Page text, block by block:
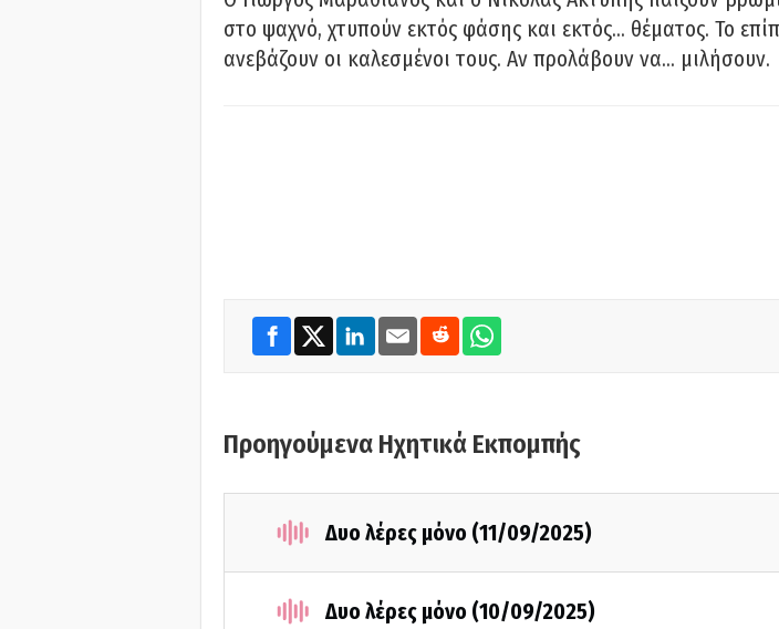
στο ψαχνό, χτυπούν εκτός φάσης και εκτός… θέματος. Το
ανεβάζουν οι καλεσμένοι τους. Αν προλάβουν να… μιλήσουν.
Προηγούμενα Ηχητικά Εκπομπής
Δυο λέρες μόνο (11/09/2025)
Δυο λέρες μόνο (10/09/2025)